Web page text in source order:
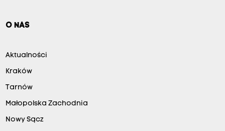
O NAS
Aktualności
Kraków
Tarnów
Małopolska Zachodnia
Nowy Sącz